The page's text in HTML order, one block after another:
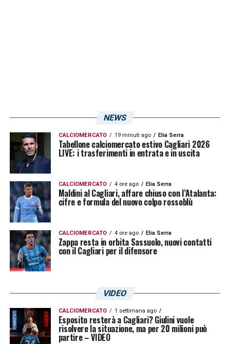
ambizione, puntando sullo sviluppo dei
giovani, il mantenimento dei giocatori chiave
e l’inserimento di elementi funzionali al
progetto tecnico di Pisacane, pronto a
guidare i rossoblù verso nuovi obiettivi in
Serie A.
LA PLAYLIST DELLE NOSTRE TOP NEWS
NEWS
CALCIOMERCATO 19 minuti ago Elia Serra
Tabellone calciomercato estivo Cagliari 2026
LIVE: i trasferimenti in entrata e in uscita
CALCIOMERCATO 4 ore ago Elia Serra
Maldini al Cagliari, affare chiuso con l’Atalanta:
cifre e formula del nuovo colpo rossoblù
CALCIOMERCATO 4 ore ago Elia Serra
Zappa resta in orbita Sassuolo, nuovi contatti
con il Cagliari per il difensore
VIDEO
CALCIOMERCATO 1 settimana ago
Esposito resterà a Cagliari? Giulini vuole
risolvere la situazione, ma per 20 milioni può
partire – VIDEO